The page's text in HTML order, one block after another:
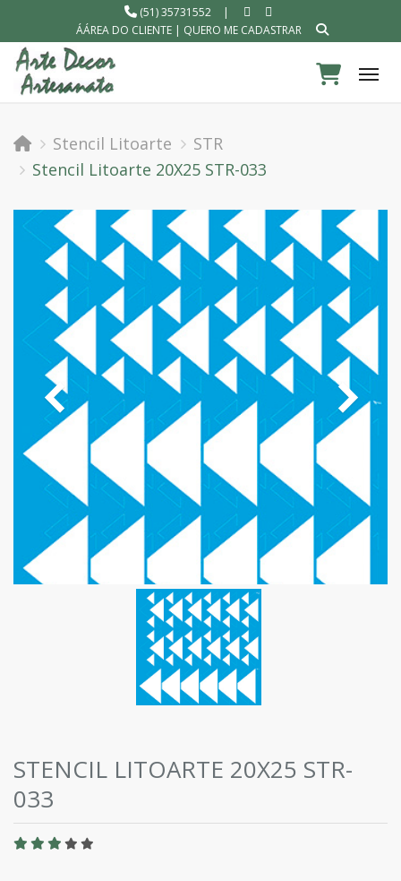
(51) 35731552
|
ÁÁREA DO CLIENTE| QUERO ME CADASTRAR
Stencil Litoarte
STR
Stencil Litoarte 20X25 STR-033
STENCIL LITOARTE 20X25 STR-
033